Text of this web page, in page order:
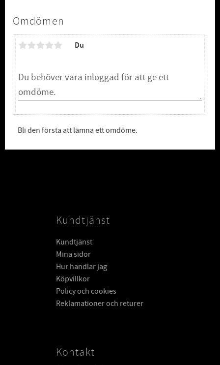
Omdömen
Du
Bli den första att lämna ett omdöme.
Kundtjänst
Kundtjänst
Mina sidor
Hur handlar jag
Köpvillkor
Policy och cookies
Reklamationer och returer
Kontakt